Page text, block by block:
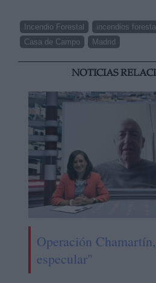
Incendio Forestal incendios
Casa de Campo
Madrid
NOTICIAS
Operación
especular"